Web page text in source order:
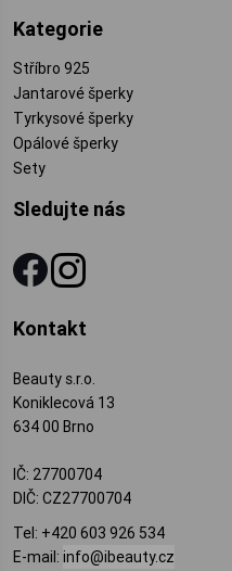
Kategorie
Stříbro 925
Jantarové šperky
Tyrkysové šperky
Opálové šperky
Sety
Sledujte nás
Kontakt
Beauty s.r.o.
Koniklecová 13
634 00 Brno
IČ: 27700704
DIČ: CZ27700704
Tel: +420 603 926 534
E-mail: info@ibeauty.cz